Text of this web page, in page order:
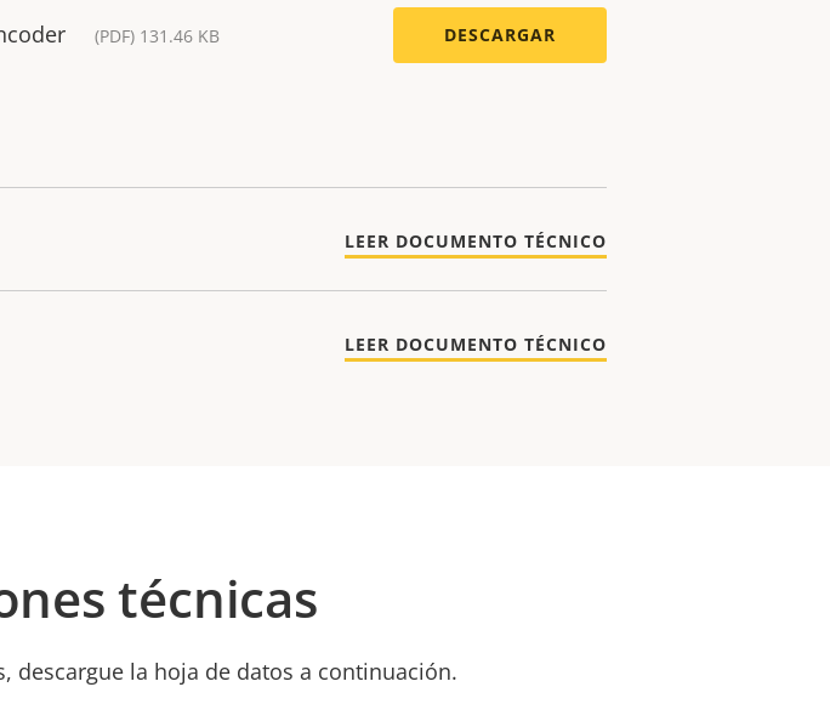
(PDF) 131.46 KB DESCARGAR
LEER DOCUMENTO TÉCNICO
LEER DOCUMENTO TÉCNICO
técnicas
descargue la hoja de datos a continuación.